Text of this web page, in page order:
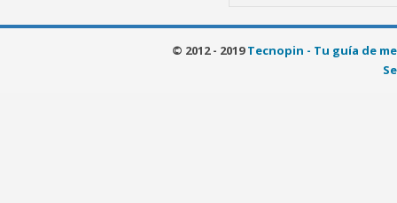
© 2012 - 2019Tecnopin - Tu guía de